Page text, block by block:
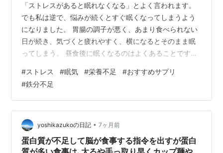
「ストレスがあると眠れなくなる」とよく言われます。
でも私は逆で、悩みが続くとすぐ眠くなってしまうよう
になりました。 胃腸の調子が悪く、あまり食べられない
日が続き、気づくと疲れやすく、横になるとそのまま眠
ってしまう。 昼食後に眠くなるのはよくあることです
ったのが、 ストレスで栄養が足りなくなり、体が回復を
求めて「休ませて」と言っているのでは？ ということで
した。 栄養不足になると、眠くなりやすいの？ 結論から
言うと、なります。 体と脳は、エネルギーや栄養が足り
なくなると「これ以上動くと危険」と判断し、活動をセ
ーブする方向に働きます。 その結果と…
#ストレス #眠気 #栄養不足 #おすすめサプリ
#鉄分不足
yoshikazukoの日記 • 7ヶ月前
蛋白質が不足して脳が食事する指令を出すが蛋白